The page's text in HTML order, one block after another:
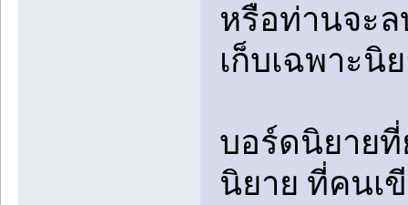
หรือท่านจะล
เก็บเฉพาะนิ
บอร์ดนิยาย
นิยาย ที่คนเ